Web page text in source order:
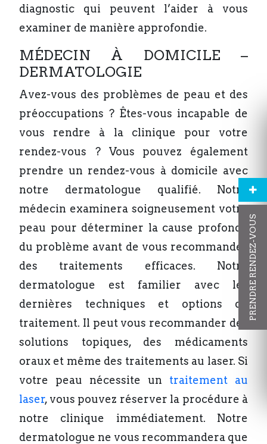
diagnostic qui peuvent l’aider à vous
examiner de manière approfondie.
MÉDECIN À DOMICILE –
DERMATOLOGIE
Avez-vous des problèmes de peau et des
préoccupations ? Êtes-vous incapable de
vous rendre à la clinique pour votre
rendez-vous ? Vous pouvez également
prendre un rendez-vous à domicile avec
notre dermatologue qualifié. Notre
médecin examinera soigneusement votre
peau pour déterminer la cause profonde
du problème avant de vous recommander
des traitements efficaces. Notre
dermatologue est familier avec les
dernières techniques et options de
traitement. Il peut vous recommander des
solutions topiques, des médicaments
oraux et même des traitements au laser. Si
votre peau nécessite un traitement au
laser, vous pouvez réserver la procédure à
notre clinique immédiatement. Notre
dermatologue ne vous recommandera que
PRENDRE RENDEZ-VOUS